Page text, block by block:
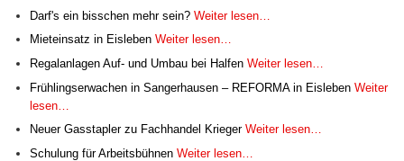
Darf's ein bisschen mehr sein? Weiter lesen…
Mieteinsatz in Eisleben Weiter lesen…
Regalanlagen Auf- und Umbau bei Halfen Weiter lesen…
Frühlingserwachen in Sangerhausen – REFORMA in Eisleben Weiter
lesen…
Neuer Gasstapler zu Fachhandel Krieger Weiter lesen…
Schulung für Arbeitsbühnen Weiter lesen…